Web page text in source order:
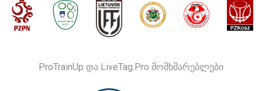
ProTrainUp და LiveTag.Pro მომხმარებლები